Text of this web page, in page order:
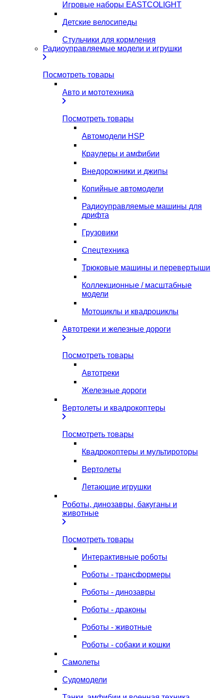
Игровые наборы EASTCOLIGHT
Детские велосипеды
Стульчики для кормления
Радиоуправляемые модели и игрушки
Посмотреть товары
Авто и мототехника
Посмотреть товары
Автомодели HSP
Краулеры и амфибии
Внедорожники и джипы
Копийные автомодели
Радиоуправляемые машины для
дрифта
Грузовики
Спецтехника
Трюковые машины и перевертыши
Коллекционные / масштабные
модели
Мотоциклы и квадроциклы
Автотреки и железные дороги
Посмотреть товары
Автотреки
Железные дороги
Вертолеты и квадрокоптеры
Посмотреть товары
Квадрокоптеры и мультироторы
Вертолеты
Летающие игрушки
Роботы, динозавры, бакуганы и
животные
Посмотреть товары
Интерактивные роботы
Роботы - трансформеры
Роботы - динозавры
Роботы - драконы
Роботы - животные
Роботы - собаки и кошки
Самолеты
Судомодели